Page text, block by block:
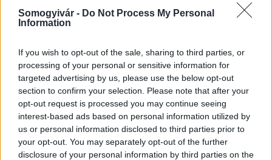
Somogyivár - Do Not Process My Personal
Information
If you wish to opt-out of the sale, sharing to third parties, or
processing of your personal or sensitive information for
targeted advertising by us, please use the below opt-out
section to confirm your selection. Please note that after your
opt-out request is processed you may continue seeing
interest-based ads based on personal information utilized by
us or personal information disclosed to third parties prior to
your opt-out. You may separately opt-out of the further
disclosure of your personal information by third parties on the
Kaposváron is elindult a jelentkezés az MCC Fiatal
Tehetség Programjára
2024.04.18
Helyi hírek